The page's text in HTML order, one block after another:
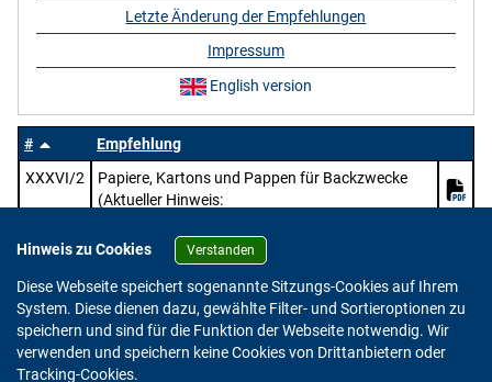
#
Empfehlung
XXXVI/2
Papiere, Kartons und Pappen für Backzwecke
(Aktueller Hinweis:
-konsultation-pruefung-des-entwurfs-zur-
ueberarbeitung-der-bfr-empfehlungen-zu-papier-
karton-und-pappe-im-lebensmittelkontakt/)
Letzte Änderung der Empfehlungen
Impressum
English version
Hinweis zu Cookies Verstanden
Diese Webseite speichert sogenannte Sitzungs-Cookies auf Ihrem
System. Diese dienen dazu, gewählte Filter- und Sortieroptionen zu
speichern und sind für die Funktion der Webseite notwendig. Wir
verwenden und speichern keine Cookies von Drittanbietern oder
Tracking-Cookies.